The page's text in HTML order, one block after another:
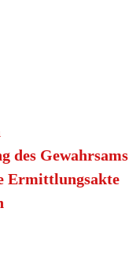
des Gewahrsams
Ermittlungsakte